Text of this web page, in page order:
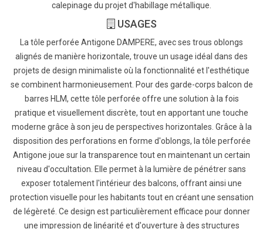
calepinage du projet d'habillage métallique.
USAGES
La tôle perforée Antigone DAMPERE, avec ses trous oblongs
alignés de manière horizontale, trouve un usage idéal dans des
projets de design minimaliste où la fonctionnalité et l'esthétique
se combinent harmonieusement. Pour des garde-corps balcon de
barres HLM, cette tôle perforée offre une solution à la fois
pratique et visuellement discrète, tout en apportant une touche
moderne grâce à son jeu de perspectives horizontales. Grâce à la
disposition des perforations en forme d'oblongs, la tôle perforée
Antigone joue sur la transparence tout en maintenant un certain
niveau d'occultation. Elle permet à la lumière de pénétrer sans
exposer totalement l'intérieur des balcons, offrant ainsi une
protection visuelle pour les habitants tout en créant une sensation
de légèreté. Ce design est particulièrement efficace pour donner
une impression de linéarité et d'ouverture à des structures